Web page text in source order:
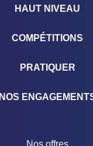
HAUT NIVEAU
COMPÉTITIONS
PRATIQUER
NOS
Nos offres